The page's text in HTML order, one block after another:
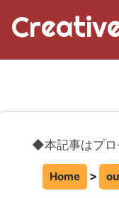
◆本記事はプ
Home